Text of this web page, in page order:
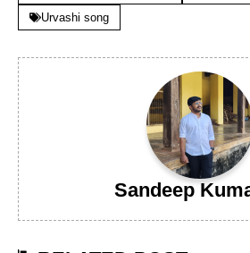
Urvashi song
Sandeep